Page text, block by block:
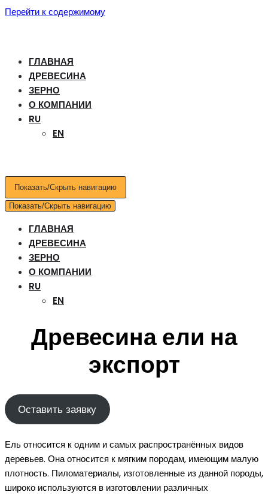
Перейти к содержимому
ГЛАВНАЯ
ДРЕВЕСИНА
ЗЕРНО
О КОМПАНИИ
RU
EN
Показать/Скрыть навигацию
Показать/Скрыть навигацию
ГЛАВНАЯ
ДРЕВЕСИНА
ЗЕРНО
О КОМПАНИИ
RU
EN
Древесина ели на
экспорт
Оставить заявку
Ель относится к одним и самых распространённых видов
деревьев. Она относится к мягким породам, имеющим малую
плотность. Пиломатериалы, изготовленные из данной породы,
широко используются в изготовлении различных